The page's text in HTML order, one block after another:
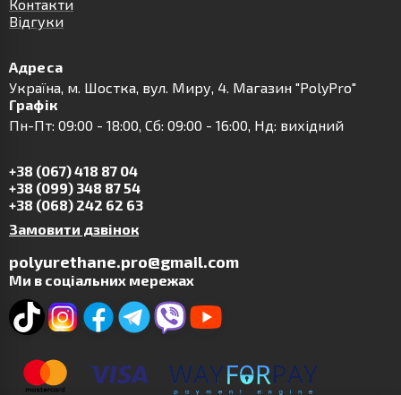
Контакти
Відгуки
Адреса
Українa, м. Шостка, вул. Миру, 4. Магазин "PolyPro"
Графік
Пн-Пт: 09:00 - 18:00, Сб: 09:00 - 16:00, Нд: вихідний
+38 (067) 418 87 04
+38 (099) 348 87 54
+38 (068) 242 62 63
Замовити дзвінок
polyurethane.pro@gmail.com
Ми в соціальних мережах